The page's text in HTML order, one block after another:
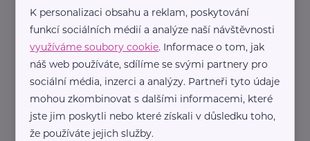
svým srdcem máma dvou ...
https://www.zivotvesvete.cz/
+420 605 249 850
jana@zivotvesvete.cz
Nadační fond Spolu s odvahou
K personalizaci obsahu a reklam, poskytování
funkcí sociálních médií a analýze naší návštěvnosti
využíváme soubory cookie. Informace o tom, jak
náš web používáte, sdílíme se svými partnery pro
sociální média, inzerci a analýzy. Partneři tyto údaje
mohou zkombinovat s dalšími informacemi, které
jste jim poskytli nebo které získali v důsledku toho,
že používáte jejich služby.